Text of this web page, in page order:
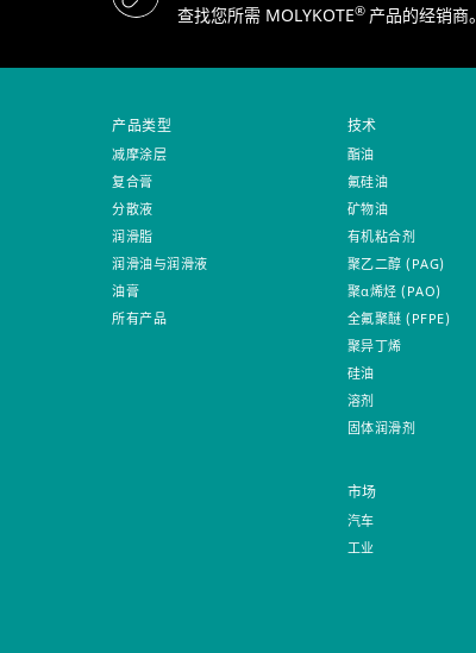
查找您所需 MOLYKOTE® 产品的经销商。
产品类型
减摩涂层
复合膏
分散液
润滑脂
润滑油与润滑液
油膏
所有产品
技术
酯油
氟硅油
矿物油
有机粘合剂
聚乙二醇 (PAG)
聚α烯烃 (PAO)
全氟聚醚 (PFPE)
聚异丁烯
硅油
溶剂
固体润滑剂
市场
汽车
工业